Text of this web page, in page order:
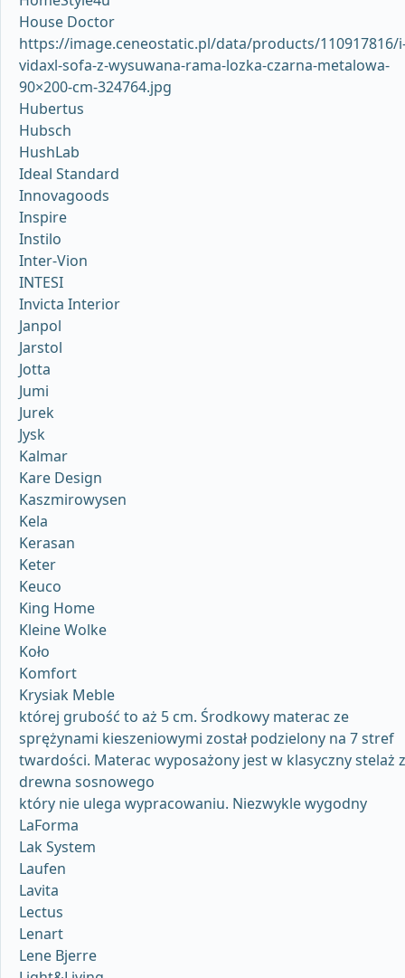
House Doctor
https://image.ceneostatic.pl/data/products/110917816/
vidaxl-sofa-z-wysuwana-rama-lozka-czarna-metalowa-
90×200-cm-324764.jpg
Hubertus
Hubsch
HushLab
Ideal Standard
Innovagoods
Inspire
Instilo
Inter-Vion
INTESI
Invicta Interior
Janpol
Jarstol
Jotta
Jumi
Jurek
Jysk
Kalmar
Kare Design
Kaszmirowysen
Kela
Kerasan
Keter
Keuco
King Home
Kleine Wolke
Koło
Komfort
Krysiak Meble
której grubość to aż 5 cm. Środkowy materac ze
sprężynami kieszeniowymi został podzielony na 7 stref
twardości. Materac wyposażony jest w klasyczny stelaż z
drewna sosnowego
który nie ulega wypracowaniu. Niezwykle wygodny
LaForma
Lak System
Laufen
Lavita
Lectus
Lenart
Lene Bjerre